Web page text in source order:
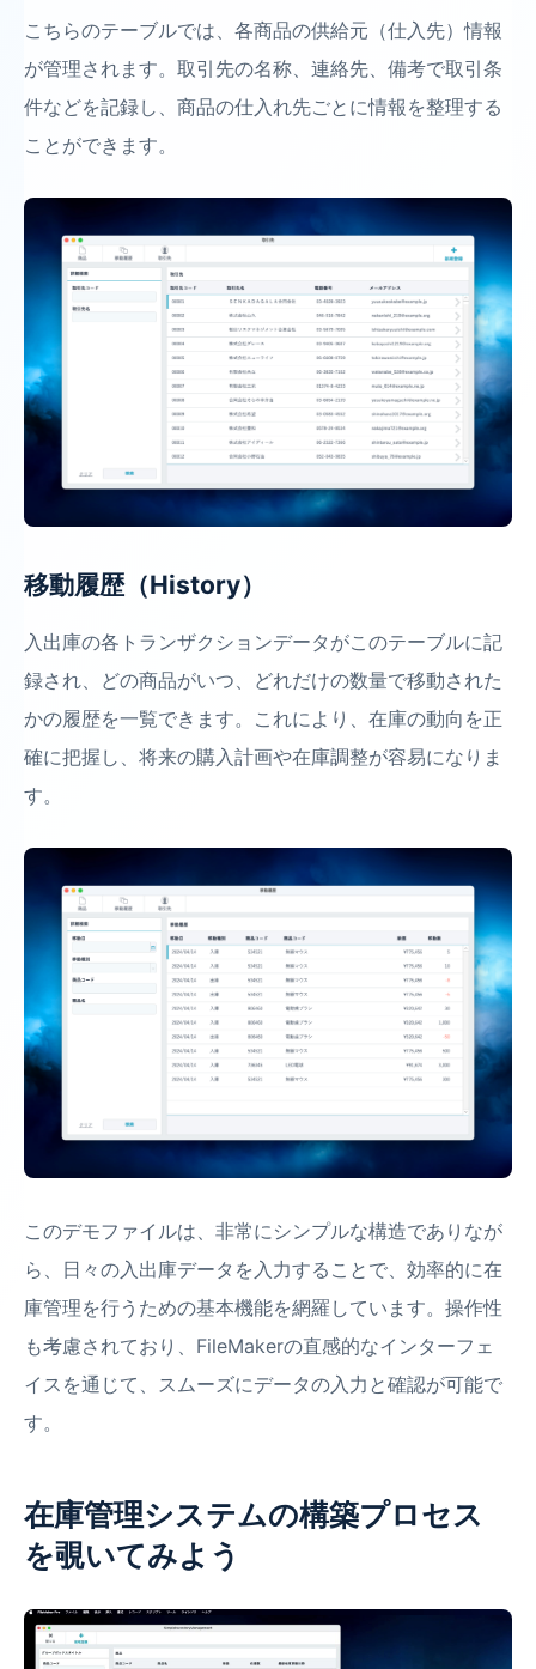
こちらのテーブルでは、各商品の供給元（仕入先）情報
が管理されます。取引先の名称、連絡先、備考で取引条
件などを記録し、商品の仕入れ先ごとに情報を整理する
ことができます。
移動履歴（History）
入出庫の各トランザクションデータがこのテーブルに記
録され、どの商品がいつ、どれだけの数量で移動された
かの履歴を一覧できます。これにより、在庫の動向を正
確に把握し、将来の購入計画や在庫調整が容易になりま
す。
このデモファイルは、非常にシンプルな構造でありなが
ら、日々の入出庫データを入力することで、効率的に在
庫管理を行うための基本機能を網羅しています。操作性
も考慮されており、FileMakerの直感的なインターフェ
イスを通じて、スムーズにデータの入力と確認が可能で
す。
在庫管理システムの構築プロセス
を覗いてみよう